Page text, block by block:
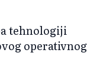
tehnologiji
operativnog